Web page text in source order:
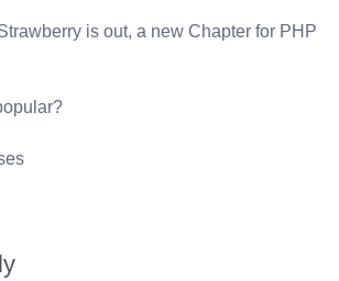
is out, a new Chapter for PHP